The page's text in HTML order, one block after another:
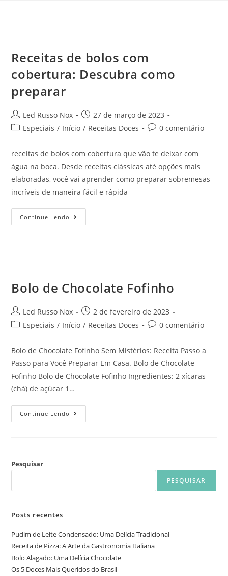
Receitas de bolos com
cobertura: Descubra como
preparar
Led Russo Nox
27 de março de 2023
Especiais / Início / Receitas Doces 0 comentário
receitas de bolos com cobertura que vão te deixar com
água na boca. Desde receitas clássicas até opções mais
elaboradas, você vai aprender como preparar sobremesas
incríveis de maneira fácil e rápida
Continue Lendo
Bolo de Chocolate Fofinho
Led Russo Nox
2 de fevereiro de 2023
Especiais / Início / Receitas Doces 0 comentário
Bolo de Chocolate Fofinho Sem Mistérios: Receita Passo a
Passo para Você Preparar Em Casa. Bolo de Chocolate
Fofinho Bolo de Chocolate Fofinho Ingredientes: 2 xícaras
(chá) de açúcar 1…
Continue Lendo
Pesquisar
PESQUISAR
Posts recentes
Pudim de Leite Condensado: Uma Delícia Tradicional
Receita de Pizza: A Arte da Gastronomia Italiana
Bolo Alagado: Uma Delícia Chocolate
Os 5 Doces Mais Queridos do Brasil